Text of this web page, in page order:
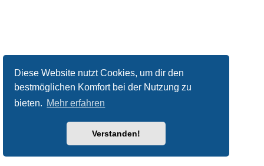
Diese Website nutzt Cookies, um dir den
bestmöglichen Komfort bei der Nutzung zu
bieten. Mehr erfahren
Verstanden!